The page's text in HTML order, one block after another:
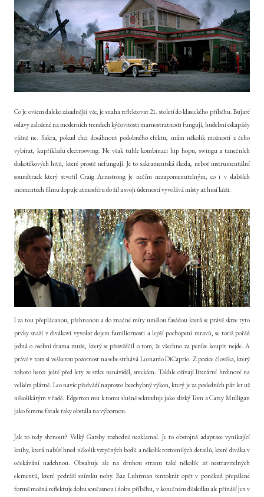
Co je ovšem daleko zásadnější věc, je snaha reflektovat 21. století do klasického příběhu. Bujaré
oslavy založené na moderních trendech kýčovitosti marnostratnosti fungují, hudební eskapády
vážně ne. Sakra, pokud chci dosáhnout podobného efektu, mám několik možností z čeho
vybírat, kupříkladu electroswing. Ne však tuhle kombinaci hip hopu, swingu a tanečních
diskotékových hitů, které prostě nefungují. Je to sakramentská škoda, neboť instrumentální
soundtrack který stvořil Craig Armstrong je nečím nezapomenutelným, co i v slabších
momentech filmu dopuje atmosféru do žil a svoji úderností vyvolává místy až husí kůži.
I za tou přeplácanou, přehnanou a do značné míry umělou fasádou která se právě skrze tyto
prvky snaží v divákovi vyvolat dojem familiornosti a lepší pochopení mravů, se totiž pořád
jedná o osobní drama muže, který se přesvědčil o tom, že všechno za peníze koupit nejde. A
právě v tom si veškerou pozornost na sebe strhává Leonardo DiCaprio. Z pozice člověka, který
tohoto herce ještě před lety ze srdce nenáviděl, smekám. Takhle ožívají literární hrdinové na
velkém plátně. Leo navíc předvádí naprosto bezchybný výkon, který je za posledních pár let už
několikátým v řadě. Edgerton mu k tomu slušně sekunduje jako slizký Tom a Carey Mulligan
jako femme fatale taky obstála na výbornou.
Jak to tedy shrnout? Velký Gatsby rozhodně nezklamal. Je to obstojná adaptace vynikající
knihy, která nabízí hned několik vztyčných bodů a několik roztomilých detailů, které diváka v
očekávání nadchnou. Obsahuje ale na druhou stranu také několik až nestravitelných
elementů, které podráží snímku nohy. Baz Luhrman tentokrát opět v poněkud přepálené
formě možná reflektuje dobu současnou i dobu příběhu, v konečném důsledku ale přináší jen v